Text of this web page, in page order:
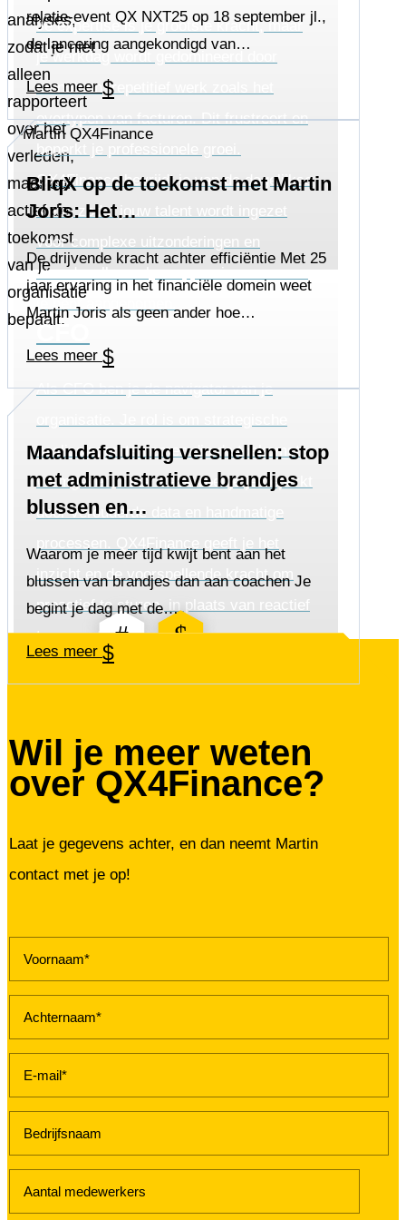
analyses,
zodat je niet
alleen
rapporteert
over het
verleden,
maar ook
actief de
toekomst
van je
organisatie
bepaalt.
Je expertise is je grootste kracht, maar
je werkdag wordt gedomineerd door
monotoon, repetitief werk zoals het
overtypen van facturen. Dit frustreert en
beperkt je professionele groei.
QX4Finance bevrijdt je van de dagelijkse
sleur, zodat jouw talent wordt ingezet
voor complexe uitzonderingen en
waardevolle analyses, precies waarvoor
je bent aangenomen.
CFO
Als CFO ben je de navigator van je
beslissingen te nemen die de toekomst
vormgeven, maar vaak voel je je beperkt
door verouderde data en handmatige
inzicht en de voorspellende kracht om
proactief te sturen, in plaats van reactief
te rapporteren.
# $
de rem op de groei van
je organisatie?
Finance zou het intelligente dashboard van je
organisatie moeten zijn: realtime inzicht,
strategische motor voor groei maakt.
Lees de volledige blog
relatie-event QX NXT25 op 18 september jl.,
de lancering aangekondigd van…
Lees meer $
BliqX op de toekomst met Martin
Joris: Het…
De drijvende kracht achter efficiëntie Met 25
jaar ervaring in het financiële domein weet
Martin Joris als geen ander hoe…
Lees meer $
Maandafsluiting versnellen: stop
met administratieve brandjes
blussen en…
Waarom je meer tijd kwijt bent aan het
blussen van brandjes dan aan coachen Je
begint je dag met de…
Lees meer $
Wil je meer weten
over QX4Finance?
Laat je gegevens achter, en dan neemt Martin
contact met je op!